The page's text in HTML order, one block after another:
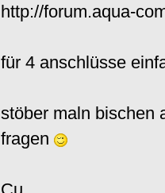
http://forum.aqua-
für 4 anschlüsse
stöber maln bischen
fragen